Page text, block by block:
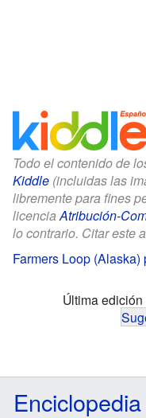
Todo el contenido de
Kiddle (incluidas las
libremente para fines
licenciaAtribución-
lo contrario. Citar este
Farmers Loop (Alaska)
Última